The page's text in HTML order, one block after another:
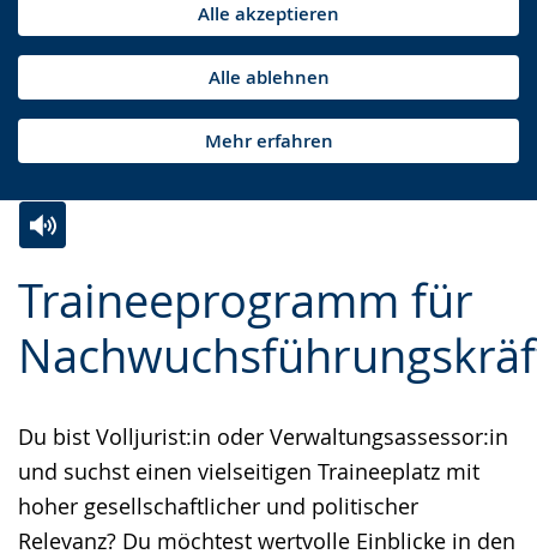
Alle akzeptieren
Alle ablehnen
Mehr erfahren
Traineeprogramm für
Du bist Volljurist:in oder Verwaltungsassessor:in
und suchst einen vielseitigen Traineeplatz mit
hoher gesellschaftlicher und politischer
Relevanz? Du möchtest wertvolle Einblicke in den
Leichten
Sprache
wechseln.
Audio-
Unterstützung.
Video
in
Deutscher
wird
angezeigt.